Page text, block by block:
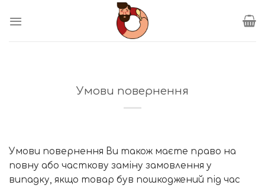
Умови повернення
Умови повернення Ви також маєте право на
повну або часткову заміну замовлення у
випадку, якщо товар був пошкоджений під час